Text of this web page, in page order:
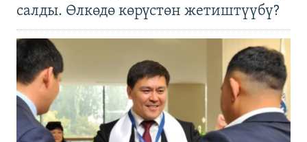
салды. Өлкөдө көрүстөн жетиштүүбү?